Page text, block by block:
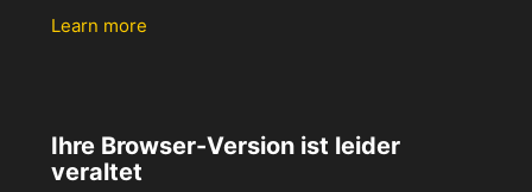
Learn more
Ihre Browser-Version ist leider
veraltet